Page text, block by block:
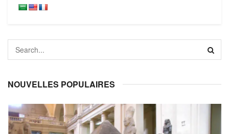
NOUVELLES POPULAIRES